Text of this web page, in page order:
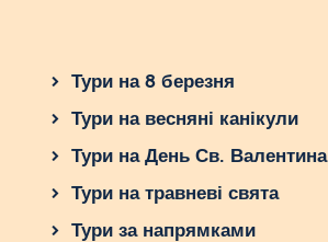
Тури на 8 березня
Тури на весняні канікули
Тури на День Св. Валентина
Тури на травневі свята
Тури за напрямками